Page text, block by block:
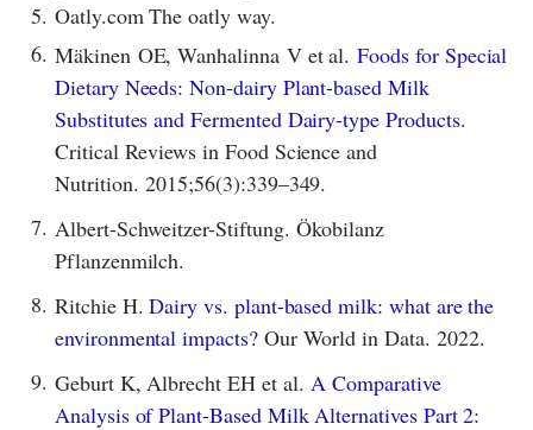
5. Oatly.com The oatly way.
6. Mäkinen OE, Wanhalinna V et al.Foods for Special
Dietary Needs: Non-dairy Plant-based Milk
Substitutes and Fermented Dairy-type Products.
Critical Reviews in Food Science and
Nutrition. 2015;56(3):339–349.
7. Albert-Schweitzer-Stiftung. Ökobilanz
Pflanzenmilch.
8. Ritchie H.Dairy vs. plant-based milk: what are the
environmental impacts?Our World in Data. 2022.
9. Geburt K, Albrecht EH et al.A Comparative
Analysis of Plant-Based Milk Alternatives Part 2: